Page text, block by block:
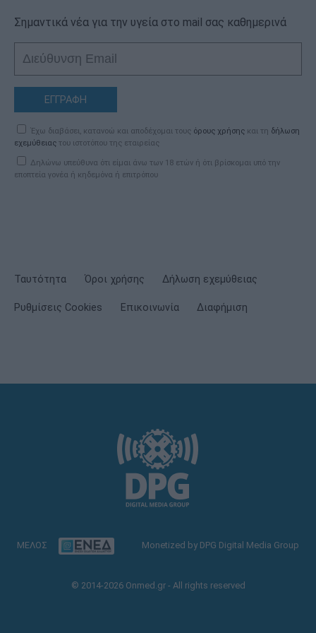
Σημαντικά νέα για την υγεία στο mail σας καθημερινά
ΕΓΓΡΑΦΗ
Έχω διαβάσει, κατανοώ και αποδέχομαι τους όρους χρήσης και τη δήλωση
εχεμύθειας του ιστοτόπου της εταιρείας
Δηλώνω υπεύθυνα ότι είμαι άνω των 18 ετών ή ότι βρίσκομαι υπό την
εποπτεία γονέα ή κηδεμόνα ή επιτρόπου
Ταυτότητα Όροι χρήσης Δήλωση εχεμύθειας
Ρυθμίσεις Cookies Επικοινωνία Διαφήμιση
ΜΕΛΟΣ Monetized by DPG Digital Media Group
© 2014-2026 Onmed.gr - All rights reserved